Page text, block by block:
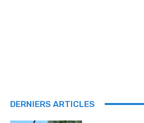
DERNIERS ARTICLES